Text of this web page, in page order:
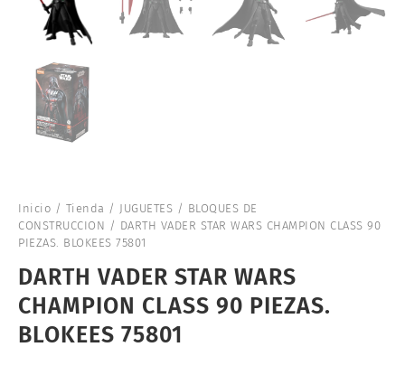
Inicio / Tienda / JUGUETES / BLOQUES DE
CONSTRUCCION / DARTH VADER STAR WARS CHAMPION CLASS 90
PIEZAS. BLOKEES 75801
DARTH VADER STAR WARS
CHAMPION CLASS 90 PIEZAS.
BLOKEES 75801